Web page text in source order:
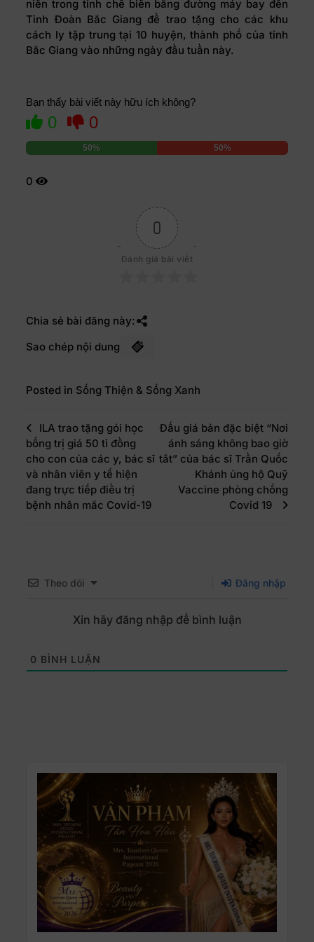
niên trong tỉnh chế biến bằng đường máy bay đến
Tỉnh Đoàn Bắc Giang để trao tặng cho các khu
cách ly tập trung tại 10 huyện, thành phố của tỉnh
Bắc Giang vào những ngày đầu tuần này.
Bạn thấy bài viết này hữu ích không?
0 0
50% 50%
0
0
Đánh giá bài viết
Chia sẻ bài đăng này:
Sao chép nội dung
Posted in Sống Thiện & Sống Xanh
ILA trao tặng gói học
bổng trị giá 50 tỉ đồng
cho con của các y, bác sĩ
và nhân viên y tế hiện
đang trực tiếp điều trị
bệnh nhân mắc Covid-19
Đấu giá bản đặc biệt “Nơi
ánh sáng không bao giờ
tắt” của bác sĩ Trần Quốc
Khánh ủng hộ Quỹ
Vaccine phòng chống
Covid 19
Theo dõi Đăng nhập
Xin hãy đăng nhập để bình luận
0 BÌNH LUẬN